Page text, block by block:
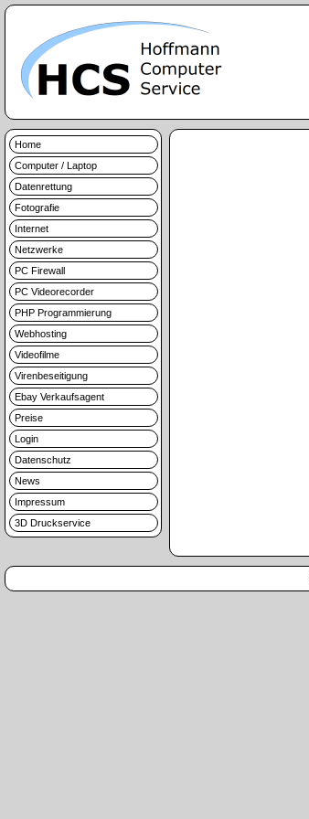
Home
Computer / Laptop
Datenrettung
Fotografie
Internet
Netzwerke
PC Firewall
PC Videorecorder
PHP Programmierung
Webhosting
Videofilme
Virenbeseitigung
Ebay Verkaufsagent
Preise
Login
Datenschutz
News
Impressum
3D Druckservice